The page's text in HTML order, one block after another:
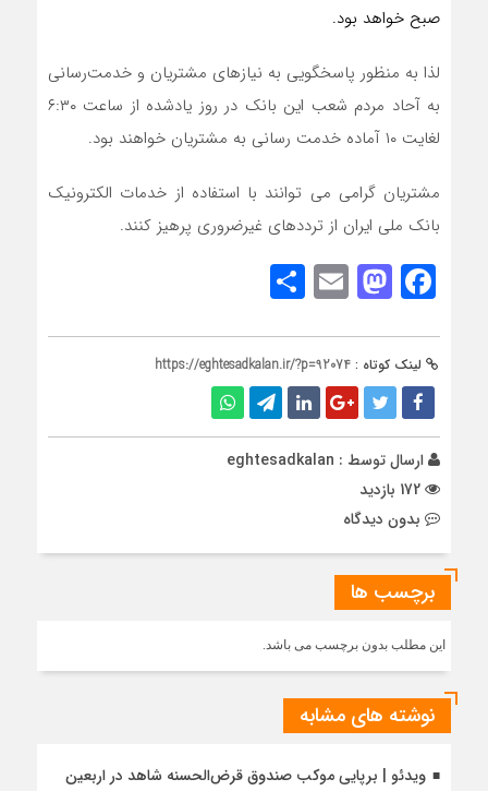
صبح خواهد بود.
لذا به منظور پاسخگویی به نیازهای مشتریان و خدمت‌رسانی
به آحاد مردم شعب این بانک در روز یادشده از ساعت ۶:۳۰
لغایت ۱۰ آماده خدمت رسانی به مشتریان خواهند بود.
مشتریان گرامی می توانند با استفاده از خدمات الکترونیک
بانک ملی ایران از ترددهای غیرضروری پرهیز کنند.
Facebook
Mastodon
Email
لینک کوتاه : https://eghtesadkalan.ir/?p=92074
ارسال توسط : eghtesadkalan
بدون دیدگاه
برچسب ها
این مطلب بدون برچسب می باشد.
نوشته های مشابه
ویدئو | برپایی موکب صندوق قرض‌الحسنه شاهد در اربعین